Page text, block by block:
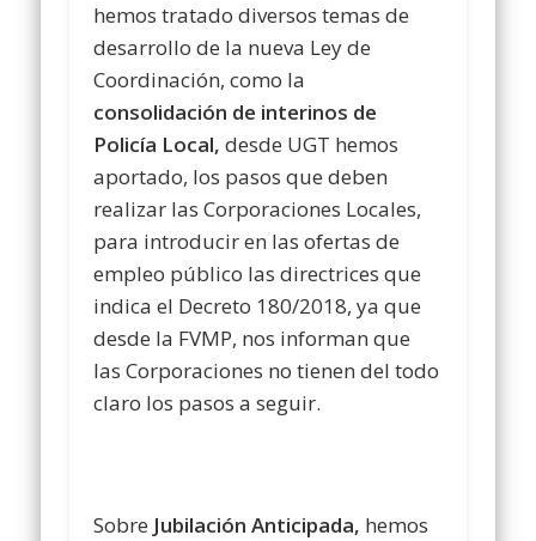
hemos tratado diversos temas de
desarrollo de la nueva Ley de
Coordinación, como la
consolidación de interinos de
Policía Local, desde UGT hemos
aportado, los pasos que deben
realizar las Corporaciones Locales,
para introducir en las ofertas de
empleo público las directrices que
indica el Decreto 180/2018, ya que
desde la FVMP, nos informan que
las Corporaciones no tienen del todo
claro los pasos a seguir.
Sobre Jubilación Anticipada, hemos